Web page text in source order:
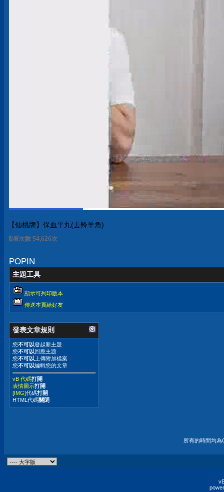
【仙桃牌】保血平丸(去羚羊角)
觀看次數 54,626次
POPIN
主題工具
顯示可列印版本
傳送本頁給好友
發表文章規則
您不可以發起新主題
您不可以 回應主題
您不可以 上傳附加檔案
您不可以編輯您的文章
vB 代碼打開
表情圖示打開
[IMG]代碼打開
HTML代碼關閉
所有的時間均為